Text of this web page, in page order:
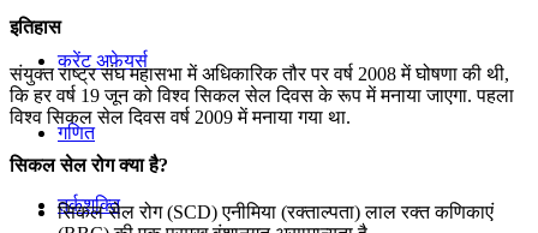
करेंट अफेयर्स
गणित
तर्कशक्ति
इतिहास
संयुक्त राष्ट्र संघ महासभा में अधिकारिक तौर पर वर्ष 2008 में घोषणा की थी,
कि हर वर्ष 19 जून को विश्व सिकल सेल दिवस के रूप में मनाया जाएगा. पहला
विश्व सिकल सेल दिवस वर्ष 2009 में मनाया गया था.
सिकल सेल रोग क्या है?
सिकल सेल रोग (SCD) एनीमिया (रक्ताल्पता) लाल रक्त कणिकाएं